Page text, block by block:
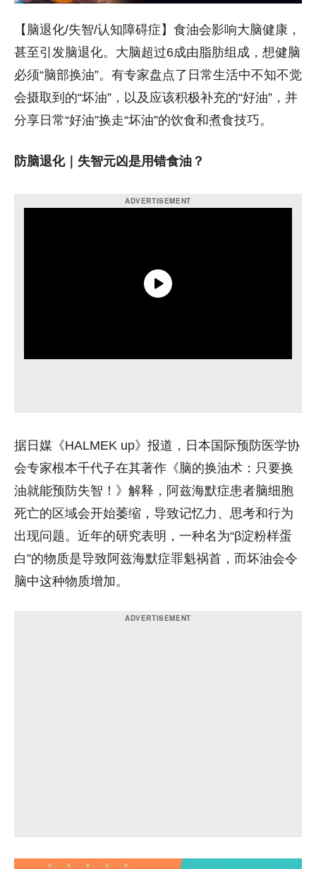
【脑退化/失智/认知障碍症】食油会影响大脑健康，
甚至引发脑退化。大脑超过6成由脂肪组成，想健脑
必须“脑部换油”。有专家盘点了日常生活中不知不觉
会摄取到的“坏油”，以及应该积极补充的“好油”，并
分享日常“好油”换走“坏油”的饮食和煮食技巧。
防脑退化｜失智元凶是用错食油？
据日媒《HALMEK up》报道，日本国际预防医学协
会专家根本千代子在其著作《脑的换油术：只要换
油就能预防失智！》解释，阿兹海默症患者脑细胞
死亡的区域会开始萎缩，导致记忆力、思考和行为
出现问题。近年的研究表明，一种名为“β淀粉样蛋
白”的物质是导致阿兹海默症罪魁祸首，而坏油会令
脑中这种物质增加。